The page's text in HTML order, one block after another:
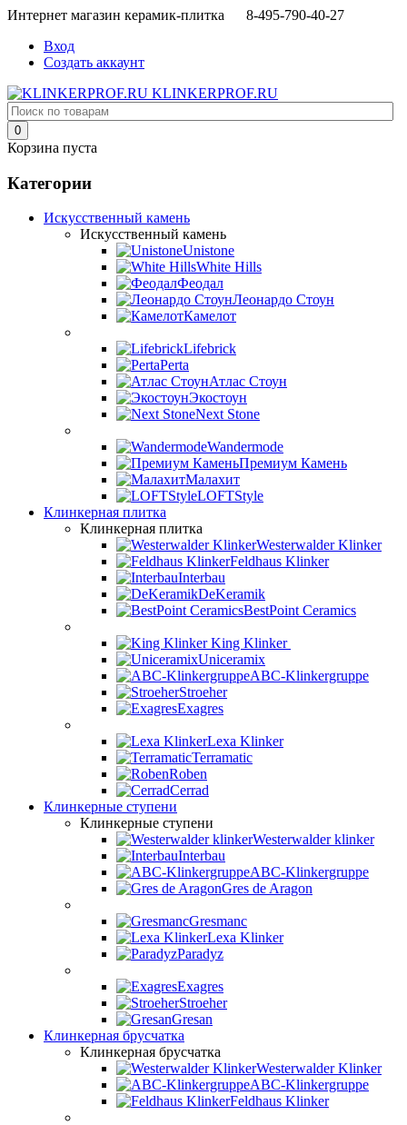
Интернет магазин керамик-плитка 8-495-790-40-27
Вход
Создать аккаунт
KLINKERPROF.RU
0
Корзина пуста
Категории
Искусственный камень
Искусственный камень
Unistone
White Hills
Феодал
Леонардо Стоун
Камелот
Lifebrick
Perta
Атлас Стоун
Экостоун
Next Stone
Wandermode
Премиум Камень
Малахит
LOFTStyle
Клинкерная плитка
Клинкерная плитка
Westerwalder Klinker
Feldhaus Klinker
Interbau
DeKeramik
BestPoint Ceramics
King Klinker
Uniceramix
ABC-Klinkergruppe
Stroeher
Exagres
Lexa Klinker
Terramatic
Roben
Cerrad
Клинкерные ступени
Клинкерные ступени
Westerwalder klinker
Interbau
ABC-Klinkergruppe
Gres de Aragon
Gresmanc
Lexa Klinker
Paradyz
Exagres
Stroeher
Gresan
Клинкерная брусчатка
Клинкерная брусчатка
Westerwalder Klinker
ABC-Klinkergruppe
Feldhaus Klinker